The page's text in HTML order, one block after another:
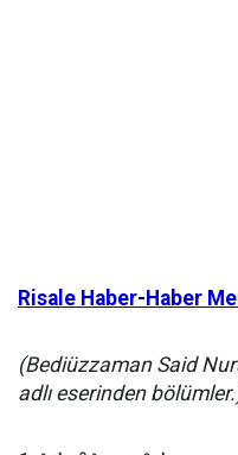
Risale Haber-Haber
(Bediüzzaman Said
adlı eserinden